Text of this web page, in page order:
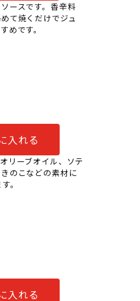
ースです。香辛料
て焼くだけでジュ
めです。
入れる
リーブオイル、ソテ
のこなどの素材に
。
入れる